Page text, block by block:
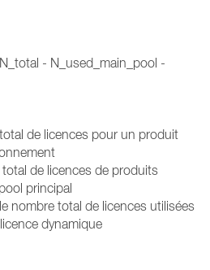
- N_used_main_pool -
de licences pour un produit
de licences de produits
principal
nombre total de licences utilisées
dynamique